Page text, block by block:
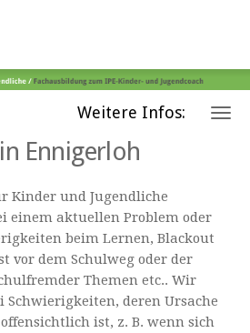
Weitere Infos:
Ennigerloh
Kinder und Jugendliche
einem aktuellen Problem oder
beim Lernen, Blackout
vor dem Schulweg oder der
Themen etc.. Wir
Schwierigkeiten, deren Ursache
ist, z. B. wenn sich